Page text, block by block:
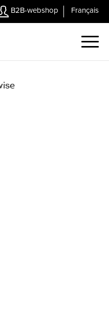
B2B-webshop Français